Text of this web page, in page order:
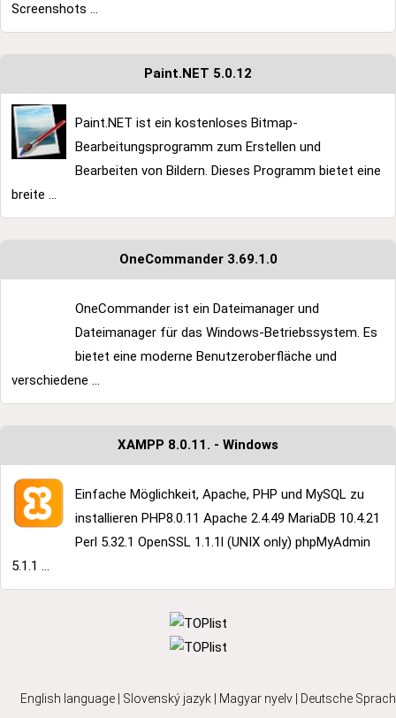
Screenshots ...
Paint.NET 5.0.12
Paint.NET ist ein kostenloses Bitmap-
Bearbeitungsprogramm zum Erstellen und
Bearbeiten von Bildern. Dieses Programm bietet eine
breite ...
OneCommander 3.69.1.0
OneCommander ist ein Dateimanager und
Dateimanager für das Windows-Betriebssystem. Es
bietet eine moderne Benutzeroberfläche und
verschiedene ...
XAMPP 8.0.11. - Windows
Einfache Möglichkeit, Apache, PHP und MySQL zu
installieren PHP8.0.11 Apache 2.4.49 MariaDB 10.4.21
Perl 5.32.1 OpenSSL 1.1.1l (UNIX only) phpMyAdmin
5.1.1 ...
English language Slovenský jazyk Magyar nyelv Deutsche